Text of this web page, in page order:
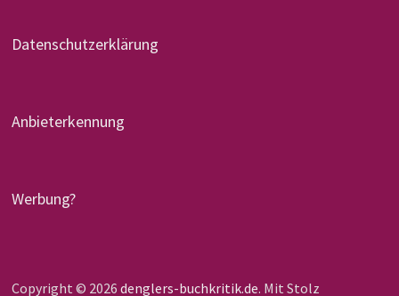
Datenschutzerklärung
Anbieterkennung
Werbung?
Copyright © 2026 denglers-buchkritik.de. Mit Stolz